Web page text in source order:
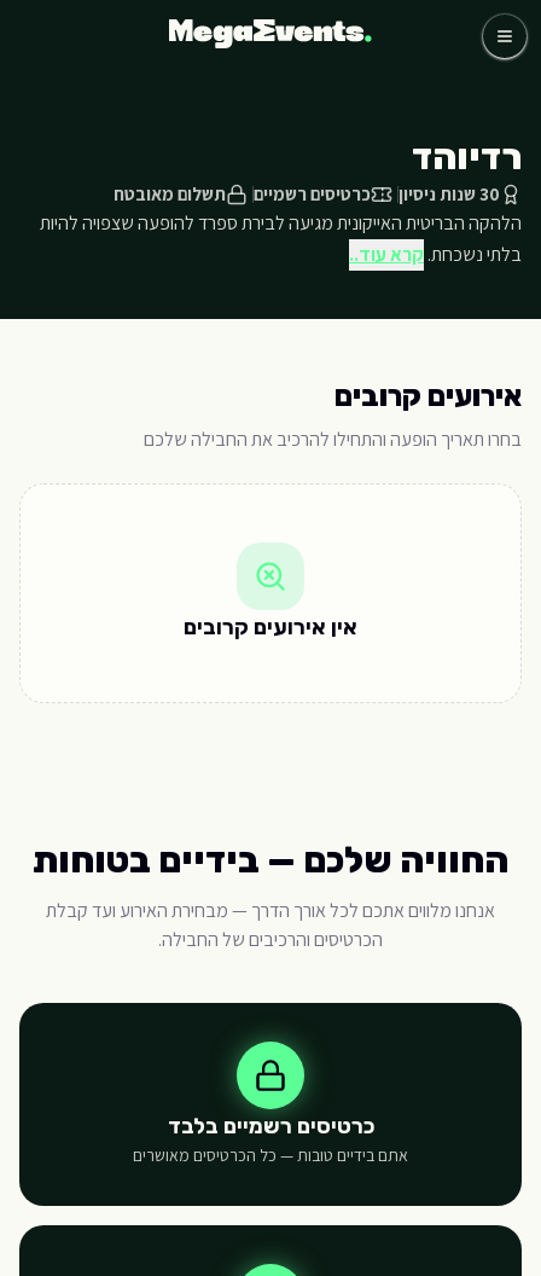
דלג לתוכן הראשי
כדורגל
שאלות נפוצות
אודותינו
03-768-4800 דברו איתנו
רדיוהד
30 שנות ניסיון כרטיסים רשמיים תשלום מאובטח
הלהקה הבריטית האייקונית מגיעה לבירת ספרד להופעה שצפויה להיות
בלתי נשכחת. קרא עוד..
אירועים קרובים
בחרו תאריך הופעה והתחילו להרכיב את החבילה שלכם
אין אירועים קרובים
החוויה שלכם — בידיים בטוחות
אנחנו מלווים אתכם לכל אורך הדרך — מבחירת האירוע ועד קבלת
הכרטיסים והרכיבים של החבילה.
כרטיסים רשמיים בלבד
אתם בידיים טובות — כל הכרטיסים מאושרים